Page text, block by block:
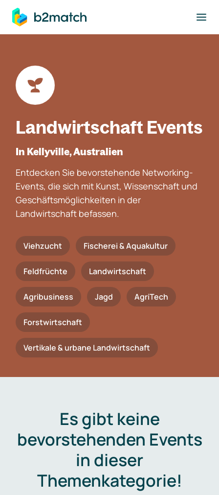
springen
Landwirtschaft Events
In Kellyville, Australien
Entdecken Sie bevorstehende Networking-
Events, die sich mit Kunst, Wissenschaft und
Geschäftsmöglichkeiten in der
Landwirtschaft befassen.
Viehzucht Fischerei & Aquakultur
Feldfrüchte Landwirtschaft
Agribusiness Jagd AgriTech
Forstwirtschaft
Vertikale & urbane Landwirtschaft
Es gibt keine
bevorstehenden Events
in dieser
Themenkategorie!